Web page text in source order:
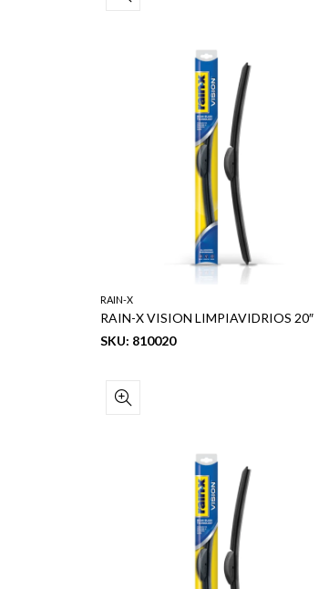
RAIN-X
RAIN-X VISION LIMPIAVIDRIOS 20″
SKU: 810020